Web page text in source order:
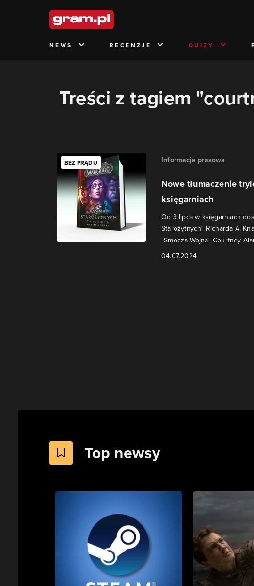
NEWS RECENZJE QUIZY
Treści z tagiem
BEZ PRĄDU Informacja prasowa
Nowe tłumaczenie
księgarniach
Od 3 lipca w księgarniach
Starożytnych" Richarda A.
"Smocza Wojna" Courtney
04.07.2024
Top newsy